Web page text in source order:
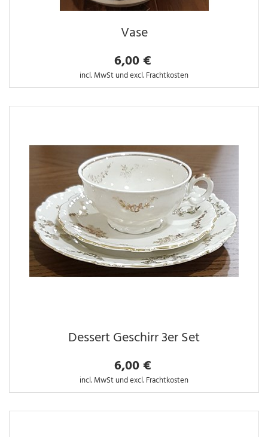
Vase
6,00 €
incl. MwSt und excl. Frachtkosten
Dessert Geschirr 3er Set
6,00 €
incl. MwSt und excl. Frachtkosten